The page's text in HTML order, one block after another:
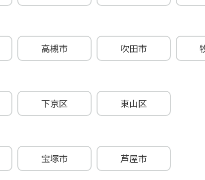
高槻市 吹田市
下京区 東山区
宝塚市 芦屋市